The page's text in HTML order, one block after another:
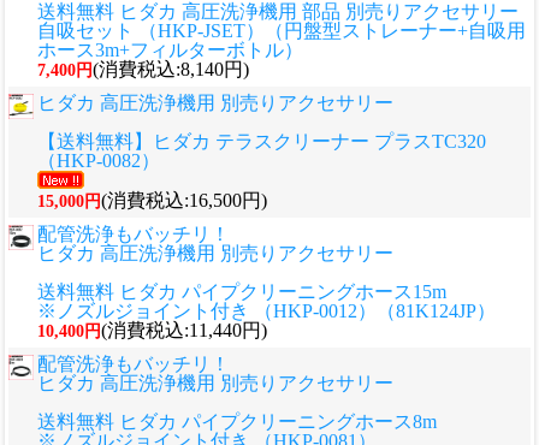
送料無料 ヒダカ 高圧洗浄機用 部品 別売りアクセサリー
自吸セット （HKP-JSET）（円盤型ストレーナー+自吸用
ホース3m+フィルターボトル）
7,400円(消費税込:8,140円)
ヒダカ 高圧洗浄機用 別売りアクセサリー
【送料無料】ヒダカ テラスクリーナー プラスTC320
（HKP-0082）
15,000円(消費税込:16,500円)
配管洗浄もバッチリ！
ヒダカ 高圧洗浄機用 別売りアクセサリー
送料無料 ヒダカ パイプクリーニングホース15m
※ノズルジョイント付き （HKP-0012）（81K124JP）
10,400円(消費税込:11,440円)
配管洗浄もバッチリ！
ヒダカ 高圧洗浄機用 別売りアクセサリー
送料無料 ヒダカ パイプクリーニングホース8m